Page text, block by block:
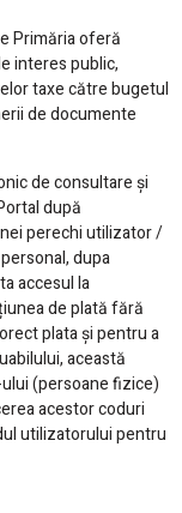
Primăria oferă
interes public,
taxe către bugetul
de documente
de consultare și
după
perechi utilizator /
dupa
accesul la
de plată fără
plata și pentru a
această
(persoane fizice)
acestor coduri
utilizatorului pentru